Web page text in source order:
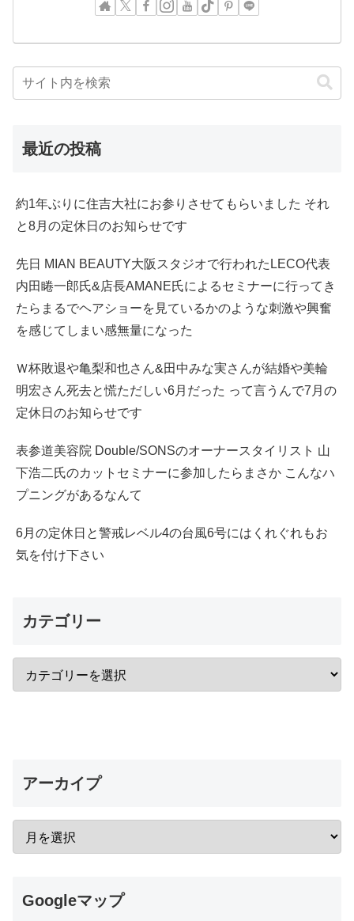
最近の投稿
約1年ぶりに住吉大社にお参りさせてもらいました それ
と8月の定休日のお知らせです
先日 MIAN BEAUTY大阪スタジオで行われたLECO代表
内田睠一郎氏&店長AMANE氏によるセミナーに行ってき
たらまるでヘアショーを見ているかのような刺激や興奮
を感じてしまい感無量になった
Ｗ杯敗退や亀梨和也さん&田中みな実さんが結婚や美輪
明宏さん死去と慌ただしい6月だった って言うんで7月の
定休日のお知らせです
表参道美容院 Double/SONSのオーナースタイリスト 山
下浩二氏のカットセミナーに参加したらまさか こんなハ
プニングがあるなんて
6月の定休日と警戒レベル4の台風6号にはくれぐれもお
気を付け下さい
カテゴリー
アーカイプ
Googleマップ